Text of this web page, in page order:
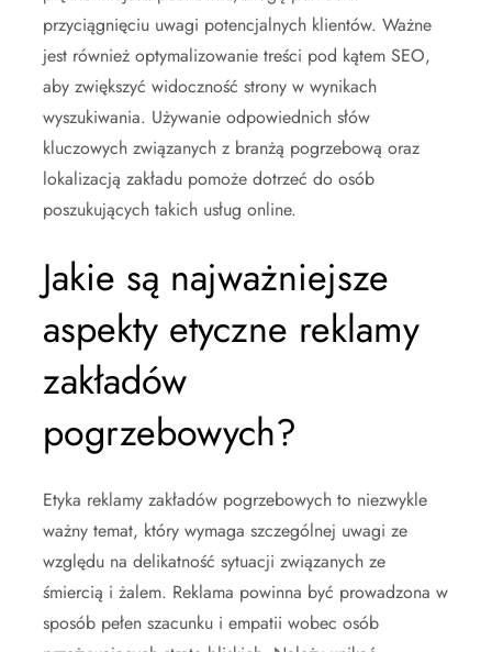
przyciągnięciu uwagi potencjalnych klientów. Ważne
jest również optymalizowanie treści pod kątem SEO,
aby zwiększyć widoczność strony w wynikach
wyszukiwania. Używanie odpowiednich słów
kluczowych związanych z branżą pogrzebową oraz
lokalizacją zakładu pomoże dotrzeć do osób
poszukujących takich usług online.
Jakie są najważniejsze
aspekty etyczne reklamy
zakładów
pogrzebowych?
Etyka reklamy zakładów pogrzebowych to niezwykle
ważny temat, który wymaga szczególnej uwagi ze
względu na delikatność sytuacji związanych ze
śmiercią i żalem. Reklama powinna być prowadzona w
sposób pełen szacunku i empatii wobec osób